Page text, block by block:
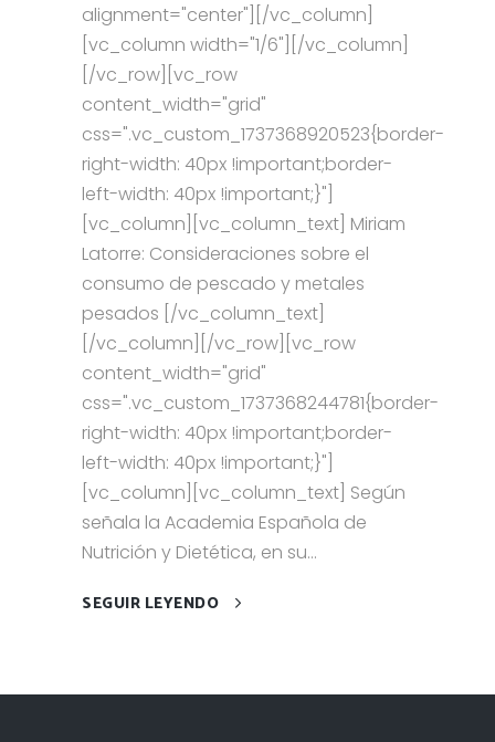
alignment="center"][/vc_column]
[vc_column width="1/6"][/vc_column]
[/vc_row][vc_row
content_width="grid"
css=".vc_custom_1737368920523{border-
right-width: 40px !important;border-
left-width: 40px !important;}"]
[vc_column][vc_column_text] Miriam
Latorre: Consideraciones sobre el
consumo de pescado y metales
pesados [/vc_column_text]
[/vc_column][/vc_row][vc_row
content_width="grid"
css=".vc_custom_1737368244781{border-
right-width: 40px !important;border-
left-width: 40px !important;}"]
[vc_column][vc_column_text] Según
señala la Academia Española de
Nutrición y Dietética, en su...
SEGUIR LEYENDO